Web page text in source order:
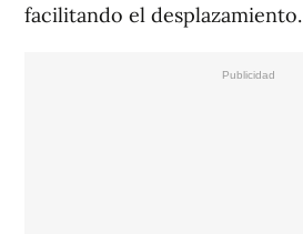
facilitando el desplazamiento.